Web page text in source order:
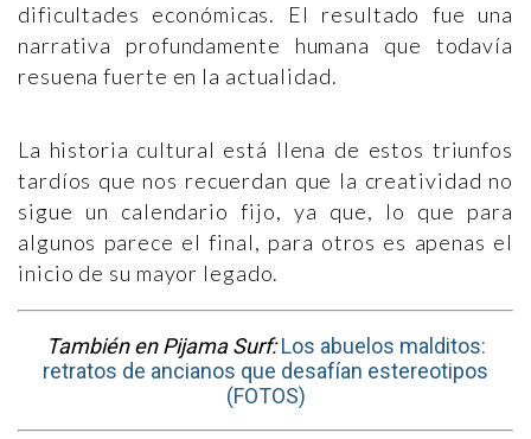
dificultades económicas. El resultado fue una
narrativa profundamente humana que todavía
resuena fuerte en la actualidad.
La historia cultural está llena de estos triunfos
tardíos que nos recuerdan que la creatividad no
sigue un calendario fijo, ya que, lo que para
algunos parece el final, para otros es apenas el
inicio de su mayor legado.
También en Pijama Surf:Los abuelos malditos:
retratos de ancianos que desafían estereotipos
(FOTOS)